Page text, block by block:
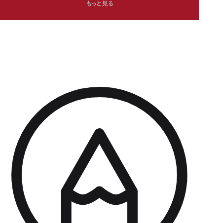
もっと見る